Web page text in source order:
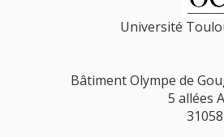
Université
Bâtiment Olympe de
5 allées